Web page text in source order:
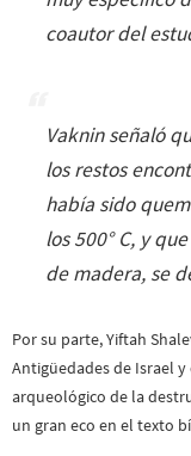
coautor del
Vaknin señaló
los restos
había sido
los 500° C, y
de madera, se
Por su parte, Yiftah
Antigüedades de Israel
arqueológico de la
un gran eco en el texto